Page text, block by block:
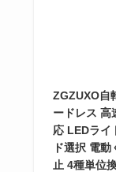
ZGZUXO自
ードレス 高
応 LEDライ
ド選択 電
止 4種単位